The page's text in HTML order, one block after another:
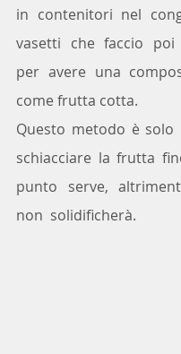
in contenitori nel
vasetti che faccio poi
per avere una
come frutta cotta.
Questo metodo è solo
schiacciare la frutta
punto serve,
non  solidificherà.